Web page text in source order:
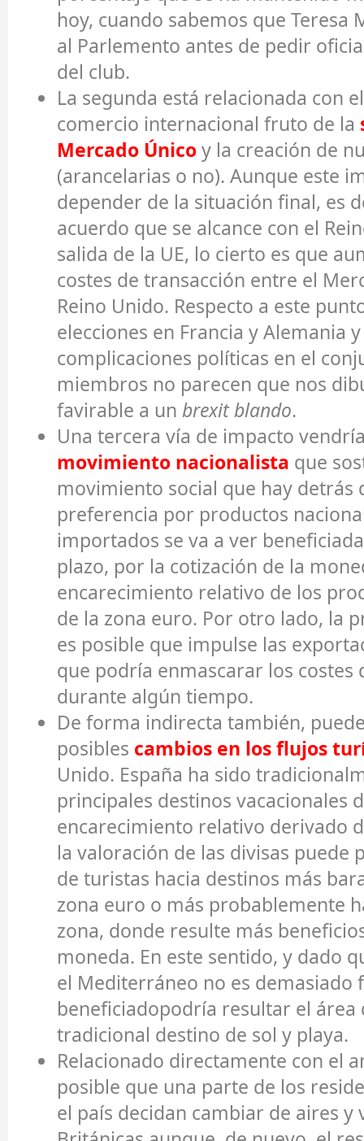
hoy, cuando sabemos que Teresa
al Parlemento antes de pedir
del club.
La segunda está relacionada con
comercio internacional fruto de la
Mercado Únicoy la creación de
(arancelarias o no). Aunque este
depender de la situación final, es
acuerdo que se alcance con el
salida de la UE, lo cierto es que
costes de transacción entre el
Reino Unido. Respecto a este
elecciones en Francia y Alemania
complicaciones políticas en el
miembros no parecen que nos
favirable a un brexit blando.
Una tercera vía de impacto
movimiento nacionalista que
movimiento social que hay detrás
preferencia por productos
importados se va a ver
plazo, por la cotización de la
encarecimiento relativo de los
de la zona euro. Por otro lado, la
es posible que impulse las
que podría enmascarar los costes
durante algún tiempo.
De forma indirecta también,
posibles cambios en los flujos
Unido. España ha sido
principales destinos vacacionales
encarecimiento relativo derivado
la valoración de las divisas puede
de turistas hacia destinos más
zona euro o más probablemente
zona, donde resulte más
moneda. En este sentido, y dado
el Mediterráneo no es demasiado
beneficiadopodría resultar el área
tradicional destino de sol y playa.
Relacionado directamente con el
posible que una parte de los
el país decidan cambiar de aires y